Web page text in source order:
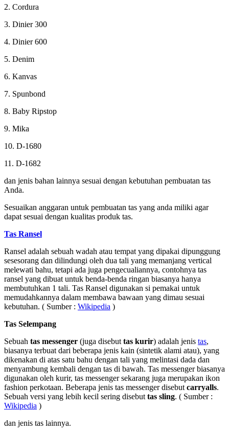
2. Cordura
3. Dinier 300
4. Dinier 600
5. Denim
6. Kanvas
7. Spunbond
8. Baby Ripstop
9. Mika
10. D-1680
11. D-1682
dan jenis bahan lainnya sesuai dengan kebutuhan pembuatan tas
Anda.
Sesuaikan anggaran untuk pembuatan tas yang anda miliki agar
dapat sesuai dengan kualitas produk tas.
Tas Ransel
Ransel adalah sebuah wadah atau tempat yang dipakai dipunggung
sesesorang dan dilindungi oleh dua tali yang memanjang vertical
melewati bahu, tetapi ada juga pengecualiannya, contohnya tas
ransel yang dibuat untuk benda-benda ringan biasanya hanya
membutuhkan 1 tali. Tas Ransel digunakan si pemakai untuk
memudahkannya dalam membawa bawaan yang dimau sesuai
kebutuhan. ( Sumber : Wikipedia )
Tas Selempang
Sebuah tas messenger (juga disebut tas kurir) adalah jenis tas,
biasanya terbuat dari beberapa jenis kain (sintetik alami atau), yang
dikenakan di atas satu bahu dengan tali yang melintasi dada dan
menyambung kembali dengan tas di bawah. Tas messenger biasanya
digunakan oleh kurir, tas messenger sekarang juga merupakan ikon
fashion perkotaan. Beberapa jenis tas messenger disebut carryalls.
Sebuah versi yang lebih kecil sering disebut tas sling. ( Sumber :
Wikipedia )
dan jenis tas lainnya.